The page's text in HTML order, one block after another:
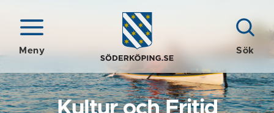
Meny Sök
Kultur och Fritid